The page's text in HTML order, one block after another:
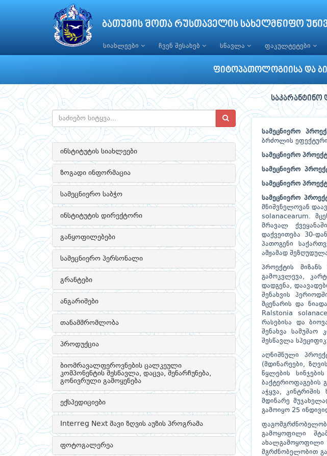
ბათუმის შოთა რუსთაველის სახელმწიფო
სიახლეები ჩვენ შესახებ სწავლა ფაკულტეტები
ფიტოპათოლოგიისა და
ინსტიტუტის სიახლეები
ზოგადი ინფორმაცია
სამეცნიერო საბჭო
ინსტიტუტის დირექტორი
განყოფილებები
სამეცნიერო პერსონალი
გრანტები
ანგარიშები
თანამშრომლობა
პროდუქცია
ბიომრავალფეროვნების ცალკეული
კომპონენტის შესწავლა, დაცვა, შენარჩუნება,
გონივრული გამოყენება
ექსპედიციები
Interreg Next შავი ზღვის აუზის პროგრამა
ფოტოგალერეა
საკარანტინო
სამეცნიერო
ბრძოლის ეფექტური
სამეცნიერო
სამეცნიერო
სამეცნიერო
სამეცნიერო
მნიშვნელოვან
solanacearum.
მრავალ
დაქვეითება 30-
პათოგენი
ამჟამად
პროექტის
გამოკვლევა,
დადგენა,
შენახვის
მცენარის და
Ralstonia
რასებისა და
შენახვა სამუშაო
შესწავლა
აღნიშნული
(მდინარეები,
წყლების
ბაქტერიოფაგების
აჭყვა,
მდინარე
გამოიყო 25
გამოყოფილი
ახალგამოყოფილი
მგრძნობელობით